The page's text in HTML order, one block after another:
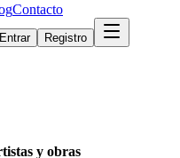
Contacto
Entrar Registro
y obras